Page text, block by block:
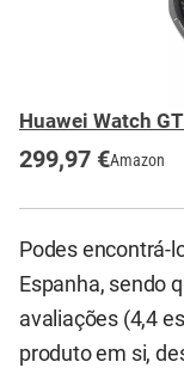
Huawei Watch
299,97 €Amazon
Podes encontrá-
Espanha, sendo
avaliações (4,4
produto em si,